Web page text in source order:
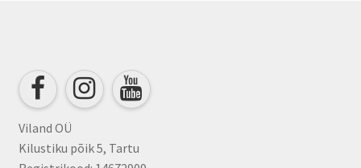
Viland OÜ
Kilustiku põik 5, Tartu